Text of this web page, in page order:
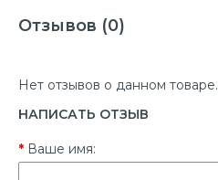
Отзывов (0)
Нет отзывов о данном товаре.
НАПИСАТЬ ОТЗЫВ
Ваше имя: